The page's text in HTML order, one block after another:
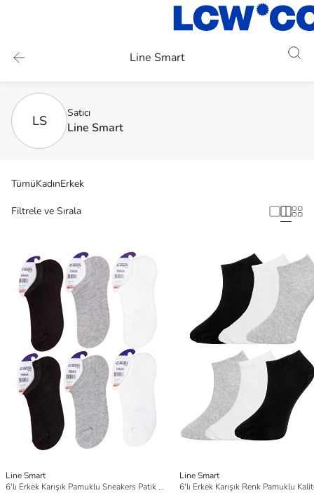
Line Smart
LS Satıcı
Line Smart
TümüKadınErkek
Filtrele ve Sırala
Line Smart
6'lı Erkek Karışık Pamuklu Sneakers Patik Çorap
Line Smart